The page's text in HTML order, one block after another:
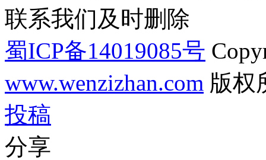
联系我们及时删除
蜀ICP备14019085号
www.wenzizhan.com 版权
投稿
分享